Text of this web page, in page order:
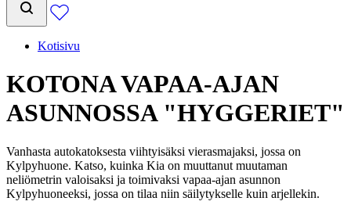
Kotisivu
KOTONA VAPAA-AJAN
ASUNNOSSA "HYGGERIET"
Vanhasta autokatoksesta viihtyisäksi vierasmajaksi, jossa on
Kylpyhuone. Katso, kuinka Kia on muuttanut muutaman
neliömetrin valoisaksi ja toimivaksi vapaa-ajan asunnon
Kylpyhuoneeksi, jossa on tilaa niin säilytykselle kuin arjellekin.